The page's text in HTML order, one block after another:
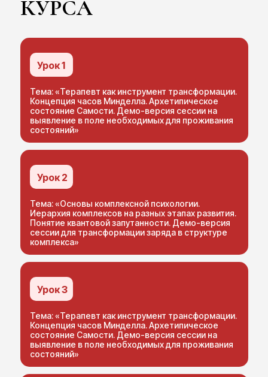
КУРСА
Тема: «Терапевт как инструмент трансформации.
Концепция часов Минделла. Архетипическое
состояние Самости. Демо-версия сессии на
выявление в поле необходимых для проживания
состояний»
Урок 1
Тема: «Основы комплексной психологии.
Иерархия комплексов на разных этапах развития.
Понятие квантовой запутанности. Демо-версия
сессии для трансформации заряда в структуре
комплекса»
Урок 2
Тема: «Терапевт как инструмент трансформации.
Концепция часов Минделла. Архетипическое
состояние Самости. Демо-версия сессии на
выявление в поле необходимых для проживания
состояний»
Урок 3